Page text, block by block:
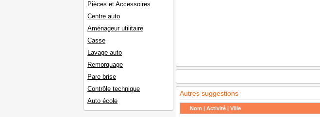
Pièces et Accessoires
Centre auto
Aménageur utilitaire
Casse
Lavage auto
Remorquage
Pare brise
Contrôle technique
Auto école
Autres suggestions
Nom | Activité | Ville